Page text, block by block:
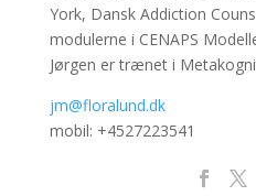
York, Dansk Addiction
modulerne i CENAPS
Jørgen er trænet i
jm@floralund.dk
mobil: +4527223541